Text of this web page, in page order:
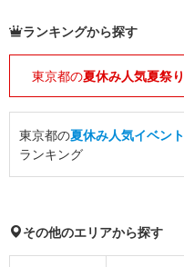
ランキングから探す
東京都の夏休み人気夏祭り
東京都の夏休み人気イベント
ランキング
その他のエリアから探す